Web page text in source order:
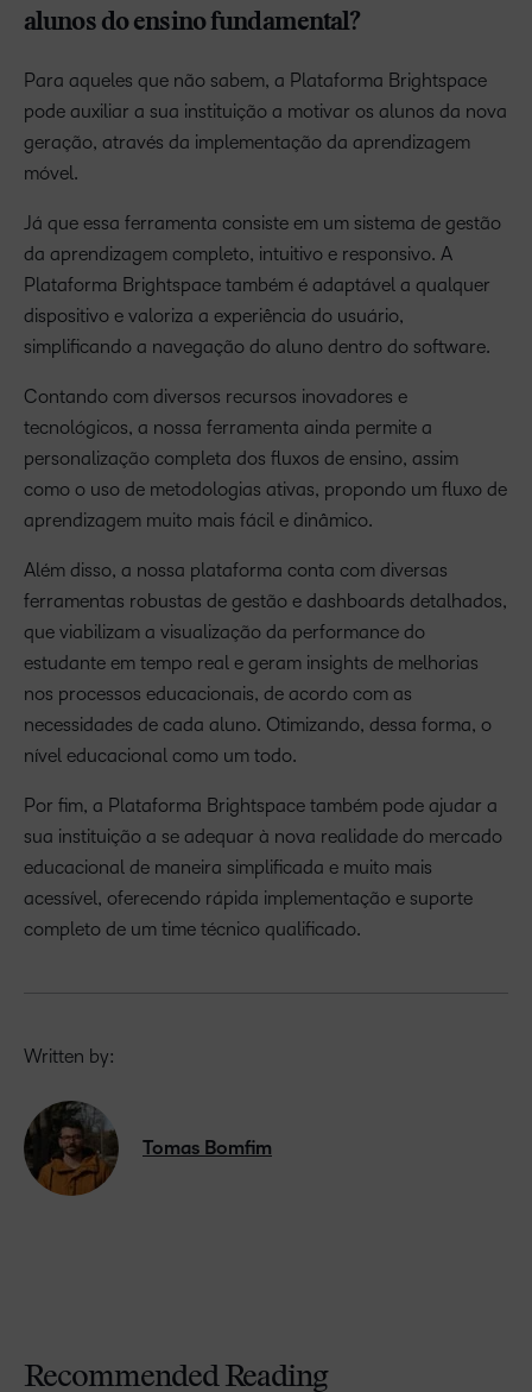
alunos do ensino fundamental?
Para aqueles que não sabem, a Plataforma Brightspace
pode auxiliar a sua instituição a motivar os alunos da nova
geração, através da implementação da aprendizagem
móvel.
Já que essa ferramenta consiste em um sistema de gestão
da aprendizagem completo, intuitivo e responsivo. A
Plataforma Brightspace também é adaptável a qualquer
dispositivo e valoriza a experiência do usuário,
simplificando a navegação do aluno dentro do software.
Contando com diversos recursos inovadores e
tecnológicos, a nossa ferramenta ainda permite a
personalização completa dos fluxos de ensino, assim
como o uso de metodologias ativas, propondo um fluxo de
aprendizagem muito mais fácil e dinâmico.
Além disso, a nossa plataforma conta com diversas
ferramentas robustas de gestão e dashboards detalhados,
que viabilizam a visualização da performance do
estudante em tempo real e geram insights de melhorias
nos processos educacionais, de acordo com as
necessidades de cada aluno. Otimizando, dessa forma, o
nível educacional como um todo.
Por fim, a Plataforma Brightspace também pode ajudar a
sua instituição a se adequar à nova realidade do mercado
educacional de maneira simplificada e muito mais
acessível, oferecendo rápida implementação e suporte
completo de um time técnico qualificado.
Written by:
Tomas Bomfim
Recommended Reading